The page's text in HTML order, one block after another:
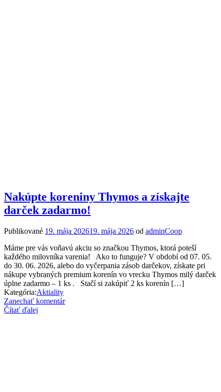
Nakúpte koreniny Thymos a získajte
darček zadarmo!
Publikované 19. mája 202619. mája 2026 od adminCoop
Máme pre vás voňavú akciu so značkou Thymos, ktorá poteší
každého milovníka varenia! Ako to funguje? V období od 07. 05.
do 30. 06. 2026, alebo do vyčerpania zásob darčekov, získate pri
nákupe vybraných premium korenín vo vrecku Thymos milý darček
úplne zadarmo – 1 ks . Stačí si zakúpiť 2 ks korenín […]
Kategória:Aktiality
Zanechať komentár
Čítať ďalej